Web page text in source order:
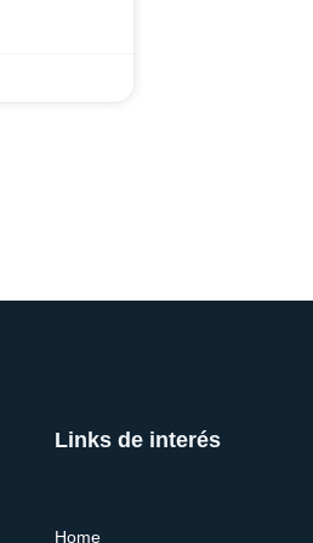
Links de interés
Home